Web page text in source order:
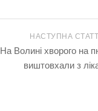
НАСТУПНА
На Волині хворого на
виштовхали з